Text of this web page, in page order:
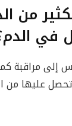
من
في
إلى مراقبة
عليها من